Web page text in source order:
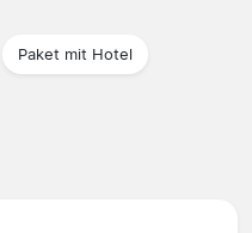
Paket mit Hotel